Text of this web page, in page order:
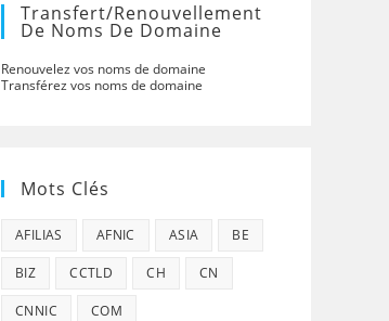
Transfert/renouvellement
De Noms De Domaine
Renouvelez vos noms de domaine
Transférez vos noms de domaine
Mots Clés
AFILIAS AFNIC ASIA BE
BIZ CCTLD CH CN
CNNIC COM